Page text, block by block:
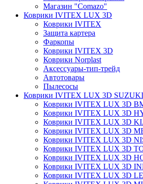
Магазин "Comazo"
Коврики IVITEX LUX 3D
Коврики IVITEX
Защита картера
Фаркопы
Коврики IVITEX 3D
Коврики Norplast
Аксессуары-тип-трейд
Автотовары
Пылесосы
Коврики IVITEX LUX 3D SUZUKI
Коврики IVITEX LUX 3D
Коврики IVITEX LUX 3D
Коврики IVITEX LUX 3D
Коврики IVITEX LUX 3D
Коврики IVITEX LUX 3D
Коврики IVITEX LUX 3D
Коврики IVITEX LUX 3D
Коврики IVITEX LUX 3D
Коврики IVITEX LUX 3D